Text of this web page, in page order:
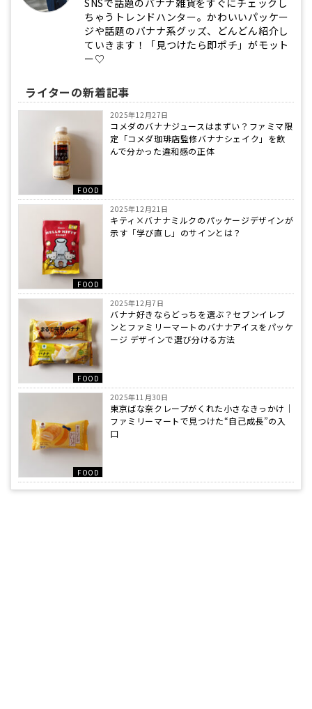
SNSで話題のバナナ雑貨をすぐにチェックし
ちゃうトレンドハンター。かわいいパッケー
ジや話題のバナナ系グッズ、どんどん紹介し
ていきます！「見つけたら即ポチ」がモット
ー♡
ライターの新着記事
FOOD
2025年12月27日
コメダのバナナジュースはまずい？ファミマ限
定「コメダ珈琲店監修バナナシェイク」を飲
んで分かった違和感の正体
FOOD
2025年12月21日
キティ×バナナミルクのパッケージデザインが
示す「学び直し」のサインとは？
FOOD
2025年12月7日
バナナ好きならどっちを選ぶ？セブンイレブ
ンとファミリーマートのバナナアイスをパッケ
ージ デザインで選び分ける方法
FOOD
2025年11月30日
東京ばな奈クレープがくれた小さなきっかけ｜
ファミリーマートで見つけた“自己成長”の入
口